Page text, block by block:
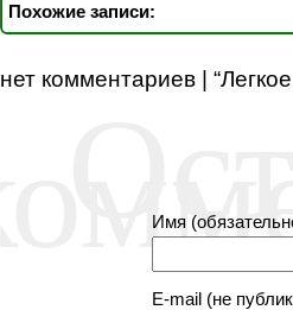
Похожие записи:
нет комментариев |
Имя
E-mail (не